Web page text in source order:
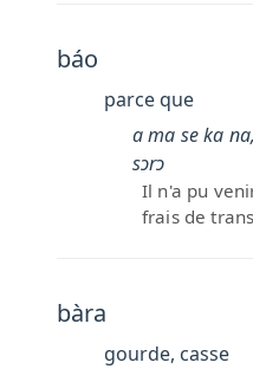
báo
parce que
a ma se ka
sɔrɔ
Il n'a pu
frais de
bàra
gourde, casse